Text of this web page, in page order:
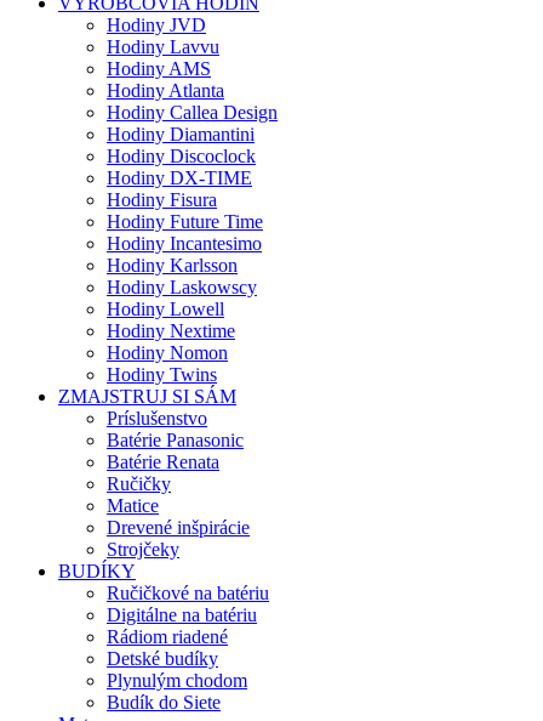
Hodiny JVD
Hodiny Lavvu
Hodiny AMS
Hodiny Atlanta
Hodiny Callea Design
Hodiny Diamantini
Hodiny Discoclock
Hodiny DX-TIME
Hodiny Fisura
Hodiny Future Time
Hodiny Incantesimo
Hodiny Karlsson
Hodiny Laskowscy
Hodiny Lowell
Hodiny Nextime
Hodiny Nomon
Hodiny Twins
ZMAJSTRUJ SI SÁM
Príslušenstvo
Batérie Panasonic
Batérie Renata
Ručičky
Matice
Drevené inšpirácie
Strojčeky
BUDÍKY
Ručičkové na batériu
Digitálne na batériu
Rádiom riadené
Detské budíky
Plynulým chodom
Budík do Siete